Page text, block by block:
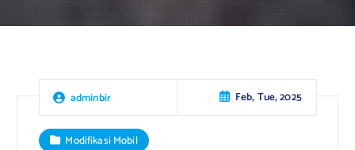
adminbir Feb, Tue, 2025
Modifikasi Mobil